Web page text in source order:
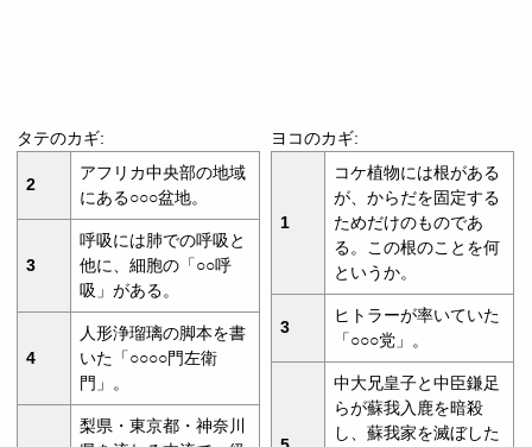
タテのカギ:
2
アフリカ中央部の地域
にある○○○盆地。
3
呼吸には肺での呼吸と
他に、細胞の「○○呼
吸」がある。
4
人形浄瑠璃の脚本を書
いた「○○○○門左衛
門」。
梨県・東京都・神奈川
ヨコのカギ:
1
コケ植物には根がある
が、からだを固定する
ためだけのものであ
る。この根のことを何
というか。
3
ヒトラーが率いていた
「○○○党」。
中大兄皇子と中臣鎌足
らが蘇我入鹿を暗殺
し、蘇我家を滅ぼした